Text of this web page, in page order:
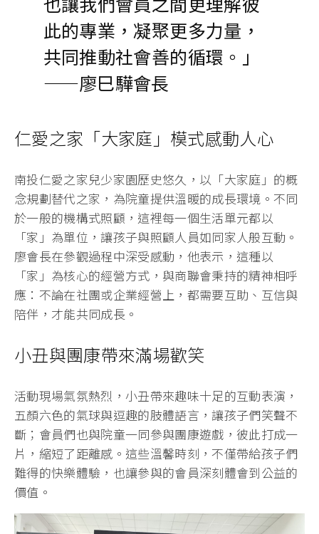
此的專業，凝聚更多力量，
共同推動社會善的循環。」
——廖巳驊會長
仁愛之家「大家庭」模式感動人心
南投仁愛之家兒少家園歷史悠久，以「大家庭」的概
念規劃替代之家，為院童提供溫暖的成長環境。不同
於一般的機構式照顧，這裡每一個生活單元都以
「家」為單位，讓孩子與照顧人員如同家人般互動。
廖會長在參觀過程中深受感動，他表示，這種以
「家」為核心的經營方式，與商聯會秉持的精神相呼
應：不論在社團或企業經營上，都需要互助、互信與
陪伴，才能共同成長。
小丑與團康帶來滿場歡笑
活動現場氣氛熱烈，小丑帶來趣味十足的互動表演，
五顏六色的氣球與逗趣的肢體語言，讓孩子們笑聲不
斷；會員們也與院童一同參與團康遊戲，彼此打成一
片，縮短了距離感。這些溫馨時刻，不僅帶給孩子們
難得的快樂體驗，也讓參與的會員深刻體會到公益的
價值。